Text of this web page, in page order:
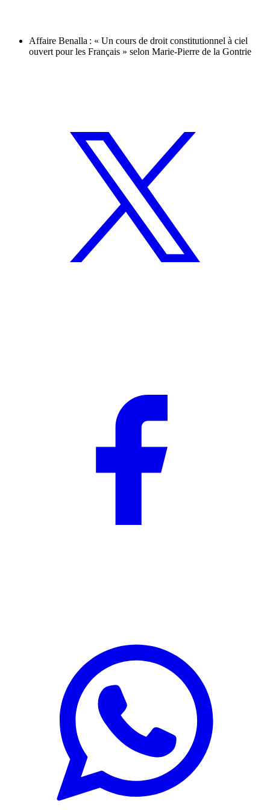
Affaire Benalla : « Un cours de droit constitutionnel à ciel
ouvert pour les Français » selon Marie-Pierre de la Gontrie